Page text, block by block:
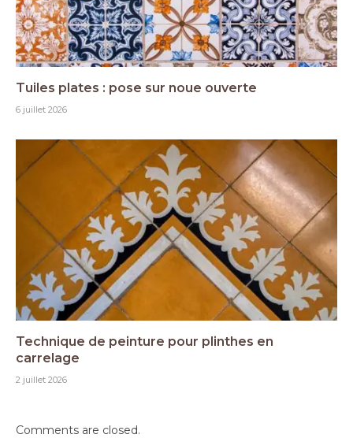
Tuiles plates : pose sur noue ouverte
6 juillet 2026
Technique de peinture pour plinthes en
carrelage
2 juillet 2026
Comments are closed.